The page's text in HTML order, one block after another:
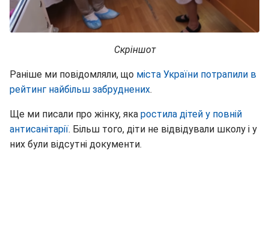
Скріншот
Раніше ми повідомляли, що міста України потрапили в
рейтинг найбільш забруднених.
Ще ми писали про жінку, яка ростила дітей у повній
антисанітарії. Більш того, діти не відвідували школу і у
них були відсутні документи.